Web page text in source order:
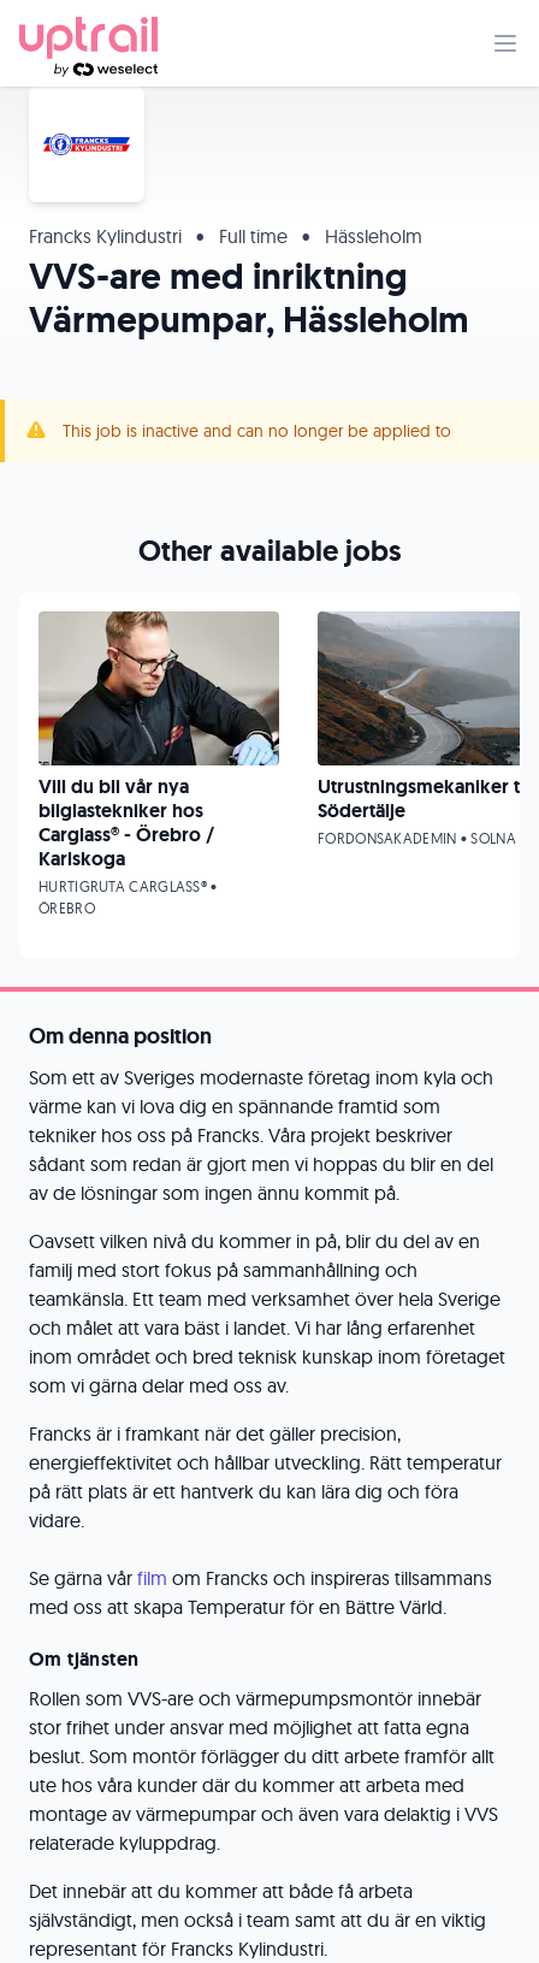
Francks Kylindustri • Full time • Hässleholm
VVS-are med inriktning
Värmepumpar, Hässleholm
This job is inactive and can no longer be applied to
Om denna position
Som ett av Sveriges modernaste företag inom kyla och
värme kan vi lova dig en spännande framtid som
tekniker hos oss på Francks. Våra projekt beskriver
sådant som redan är gjort men vi hoppas du blir en del
av de lösningar som ingen ännu kommit på.
Oavsett vilken nivå du kommer in på, blir du del av en
familj med stort fokus på sammanhållning och
teamkänsla. Ett team med verksamhet över hela Sverige
och målet att vara bäst i landet. Vi har lång erfarenhet
inom området och bred teknisk kunskap inom företaget
som vi gärna delar med oss av.
Francks är i framkant när det gäller precision,
energieffektivitet och hållbar utveckling. Rätt temperatur
på rätt plats är ett hantverk du kan lära dig och föra
vidare.
Se gärna vår film om Francks och inspireras tillsammans
med oss att skapa Temperatur för en Bättre Värld.
Om tjänsten
Rollen som VVS-are och värmepumpsmontör innebär
stor frihet under ansvar med möjlighet att fatta egna
beslut. Som montör förlägger du ditt arbete framför allt
ute hos våra kunder där du kommer att arbeta med
montage av värmepumpar och även vara delaktig i VVS
relaterade kyluppdrag.
Det innebär att du kommer att både få arbeta
självständigt, men också i team samt att du är en viktig
representant för Francks Kylindustri.
Other available jobs
Vill du bli vår nya
bilglastekniker hos
Carglass® - Örebro /
Karlskoga
HURTIGRUTA CARGLASS® •
ÖREBRO
Utrustningsmekaniker till
Södertälje
FORDONSAKADEMIN • SOLNA